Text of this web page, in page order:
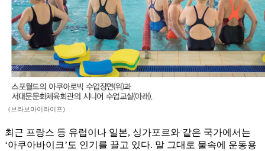
(브라보마이라이프)
최근 프랑스 등 유럽이나 일본, 싱가포르와 같은 국가에서는
‘아쿠아바이크’도 인기를 끌고 있다. 말 그대로 물속에 운동용